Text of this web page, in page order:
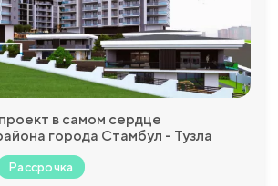
в самом сердце
города Стамбул - Тузла
Рассрочка